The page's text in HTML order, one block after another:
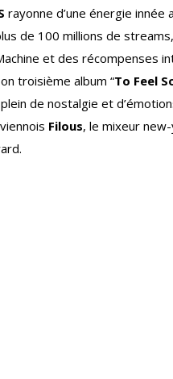
rayonne d’une énergie innée
de 100 millions de
et des récompenses
troisième album “To Feel
de nostalgie et
Filous, le mixeur